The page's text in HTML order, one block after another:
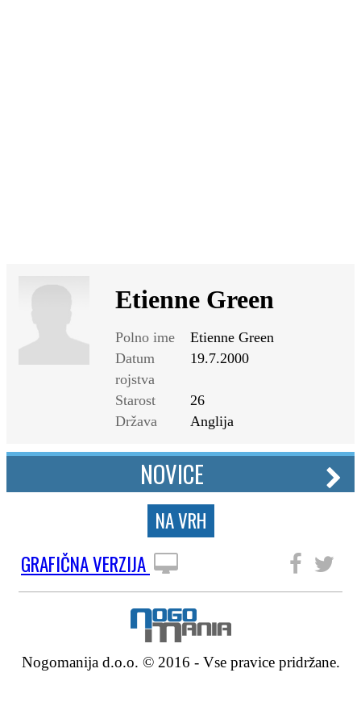
Etienne Green
Polno ime
Etienne Green
Datum
rojstva
19.7.2000
Starost
26
Država
Anglija
NOVICE
NA VRH
GRAFIČNA VERZIJA
Nogomanija d.o.o. © 2016 - Vse pravice pridržane.